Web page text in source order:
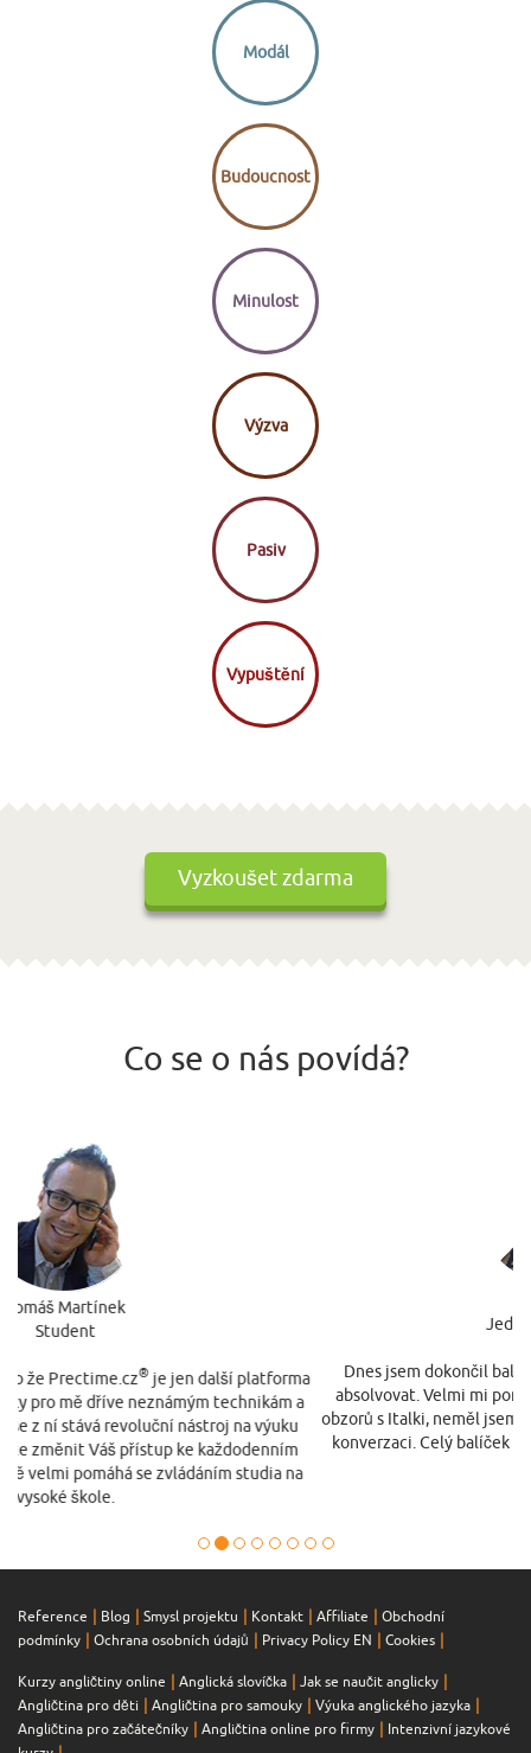
Modál
Budoucnost
Minulost
Výzva
Pasiv
Vypuštění
Vyzkoušet zdarma
Co se o nás povídá?
Dnes jsem dokončil balíček Basic a děkuji, že jsem jej mohl
absolvovat. Velmi mi pomohl Memory Palace a také rozšíření
obzorů s Italki, neměl jsem ani zdání, že je možné takto provádět
konverzaci. Celý balíček hodnotím velmi kladně a přeji mnoho
úspěchů.
podmínky
Ochrana osobních údajů Privacy Policy EN Cookies
Kurzy angličtiny online Anglická slovíčka
Jak se naučit anglicky
Angličtina pro děti
Angličtina pro samouky
Výuka anglického jazyka
Angličtina pro začátečníky
Angličtina online pro firmy
Intenzivní jazykové
kurzy